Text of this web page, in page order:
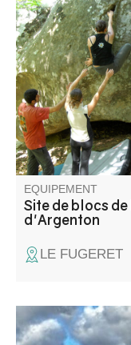
Avec ses gros
sous les
des plus beaux
France. Ses 1500
combleront tous
tous les niveaux.
EQUIPEMENT
Site de blocs
d'Argenton
LE FUGERET
Cette balade